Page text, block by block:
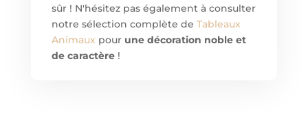
sûr ! N'hésitez pas également à consulter
notre sélection complète de Tableaux
Animaux pour une décoration noble et
de caractère!